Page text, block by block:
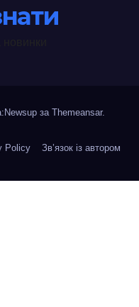
за Themeansar.
Policy Зв’язок із автором